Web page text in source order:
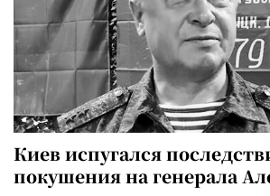
Киев испугался
покушения на генерала